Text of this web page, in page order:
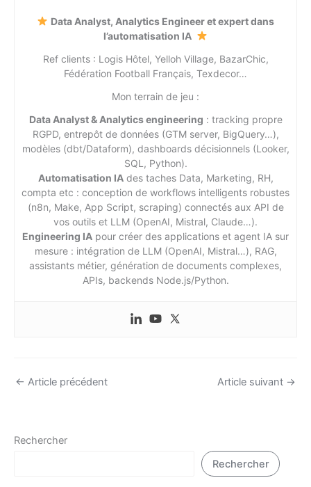
Data Analyst, Analytics Engineer et expert dans
l’automatisation IA
Ref clients : Logis Hôtel, Yelloh Village, BazarChic,
Fédération Football Français, Texdecor…
Mon terrain de jeu :
Data Analyst & Analytics engineering : tracking propre
RGPD, entrepôt de données (GTM server, BigQuery…),
modèles (dbt/Dataform), dashboards décisionnels (Looker,
SQL, Python).
Automatisation IAdes taches Data, Marketing, RH,
compta etc : conception de workflows intelligents robustes
(n8n, Make, App Script, scraping) connectés aux API de
vos outils et LLM (OpenAI, Mistral, Claude…).
Engineering IA pour créer des applications et agent IA sur
mesure : intégration de LLM (OpenAI, Mistral…), RAG,
assistants métier, génération de documents complexes,
APIs, backends Node.js/Python.
← Article précédent Article suivant →
Rechercher
Rechercher